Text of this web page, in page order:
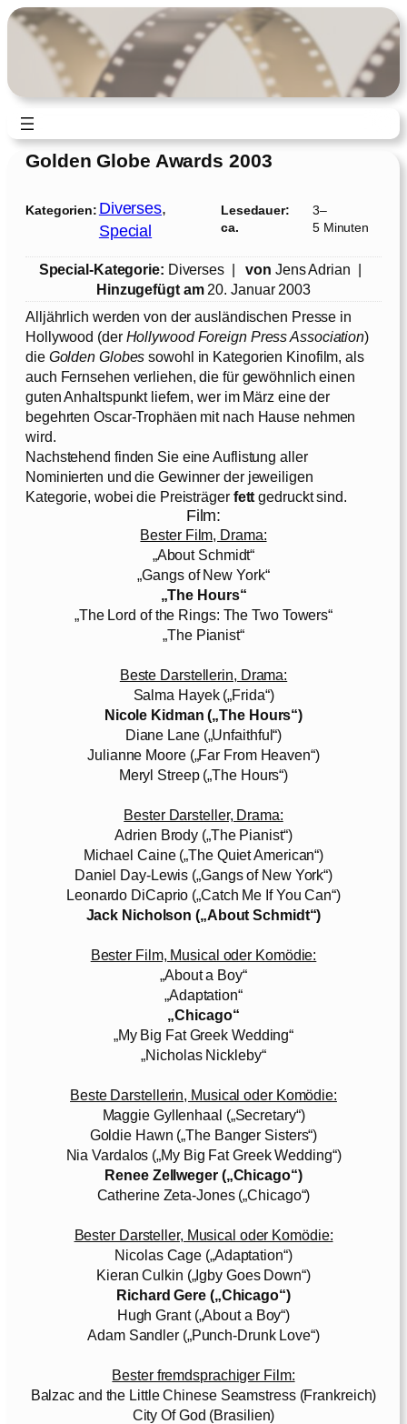
Zum
Inhalt
springen
Golden Globe Awards 2003
Kategorien: Diverses
Special
Lesedauer:
ca.
3–
5 Minuten
Special-Kategorie: Diverses |von Jens Adrian |
Hinzugefügt am20. Januar 2003
Alljährlich werden von der ausländischen Presse in
Hollywood (der Hollywood Foreign Press Association)
die Golden Globes sowohl in Kategorien Kinofilm, als
auch Fernsehen verliehen, die für gewöhnlich einen
guten Anhaltspunkt liefern, wer im März eine der
begehrten Oscar-Trophäen mit nach Hause nehmen
wird.
Nachstehend finden Sie eine Auflistung aller
Nominierten und die Gewinner der jeweiligen
Kategorie, wobei die Preisträger fett gedruckt sind.
Film:
Bester Film, Drama:
„About Schmidt“
„Gangs of New York“
„The Hours“
„The Lord of the Rings: The Two Towers“
„The Pianist“
Beste Darstellerin, Drama:
Salma Hayek („Frida“)
Nicole Kidman („The Hours“)
Diane Lane („Unfaithful“)
Julianne Moore („Far From Heaven“)
Meryl Streep („The Hours“)
Bester Darsteller, Drama:
Adrien Brody („The Pianist“)
Michael Caine („The Quiet American“)
Daniel Day-Lewis („Gangs of New York“)
Leonardo DiCaprio („Catch Me If You Can“)
Jack Nicholson („About Schmidt“)
Bester Film, Musical oder Komödie:
„About a Boy“
„Adaptation“
„Chicago“
„My Big Fat Greek Wedding“
„Nicholas Nickleby“
Beste Darstellerin, Musical oder Komödie:
Maggie Gyllenhaal („Secretary“)
Goldie Hawn („The Banger Sisters“)
Nia Vardalos („My Big Fat Greek Wedding“)
Renee Zellweger („Chicago“)
Catherine Zeta-Jones („Chicago“)
Bester Darsteller, Musical oder Komödie:
Nicolas Cage („Adaptation“)
Kieran Culkin („Igby Goes Down“)
Richard Gere („Chicago“)
Hugh Grant („About a Boy“)
Adam Sandler („Punch-Drunk Love“)
Bester fremdsprachiger Film:
Balzac and the Little Chinese Seamstress (Frankreich)
City Of God (Brasilien)